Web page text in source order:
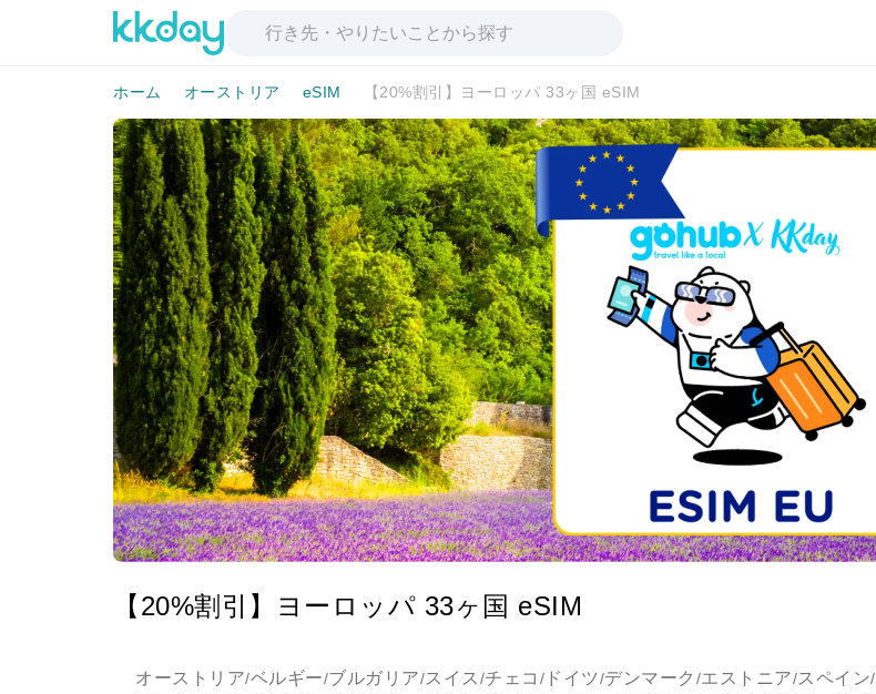
ホーム オーストリア eSIM 【20%割引】ヨーロッパ 33ヶ国 eSIM
【20%割引】ヨーロッパ 33ヶ国 eSIM
オーストリア/ベルギー/ブルガリア/スイス /チェコ / ドイツ/デンマーク /エストニア/スペイン/